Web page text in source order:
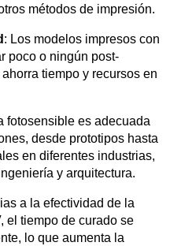
métodos de impresión.
: Los modelos impresos con
poco o ningún post-
tiempo y recursos en
fotosensible es adecuada
desde prototipos hasta
en diferentes industrias,
y arquitectura.
a la efectividad de la
el tiempo de curado se
lo que aumenta la